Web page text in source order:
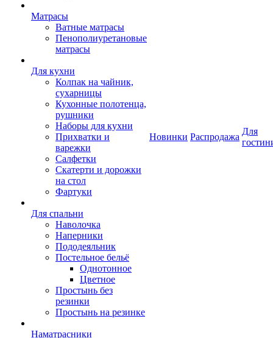
Матрасы
Ватные матрасы
Пенополиуретановые
матрасы
Для кухни
Колпак на чайник,
сухарницы
Кухонные полотенца,
рушники
Наборы для кухни
Прихватки и
варежки
Салфетки
Скатерти и дорожки
на стол
Фартуки
Для спальни
Наволочка
Наперники
Пододеяльник
Постельное бельё
Однотонное
Цветное
Простынь без
резинки
Простынь на резинке
Наматрасники
Новинки Распродажа
Для